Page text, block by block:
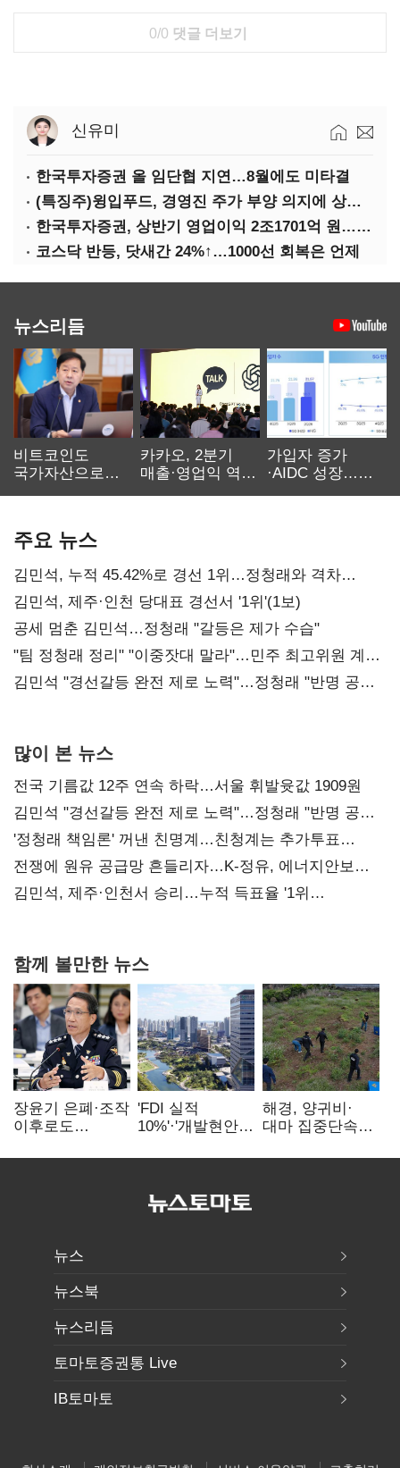
0/0 댓글 더보기
신유미
한국투자증권 올 임단협 지연…8월에도 미타결
(특징주)윙입푸드, 경영진 주가 부양 의지에 상한가
한국투자증권, 상반기 영업이익 2조1701억 원… 전년비 89.1%↑
코스닥 반등, 닷새간 24%↑…1000선 회복은 언제
뉴스리듬
비트코인도
국가자산으로…'
카카오, 2분기
매출·영업익 역대
가입자 증가
·AIDC 성장…
주요 뉴스
김민석, 누적 45.42%로 경선 1위…정청래와 격차
0.86%p(2보)
김민석, 제주·인천 당대표 경선서 '1위'(1보)
공세 멈춘 김민석…정청래 "갈등은 제가 수습"
"팀 정청래 정리" "이중잣대 말라"…민주 최고위원 계파
다툼 격화
김민석 "경선갈등 완전 제로 노력"…정청래 "반명 공세
많이 본 뉴스
전국 기름값 12주 연속 하락…서울 휘발윳값 1909원
김민석 "경선갈등 완전 제로 노력"…정청래 "반명 공세
사과부터"
'정청래 책임론' 꺼낸 친명계…친청계는 추가투표
때리기
전쟁에 원유 공급망 흔들리자…K-정유, 에너지안보
핵심으로 재부상
김민석, 제주·인천서 승리…누적 득표율 '1위
함께 볼만한 뉴스
장윤기 은폐·조작
이후로도
내부비위…경찰
'FDI 실적
10%'·'개발현안
인천경제청장
해경, 양귀비·
대마 집중단속…
249명 검거
뉴스
뉴스북
뉴스리듬
토마토증권통 Live
IB토마토